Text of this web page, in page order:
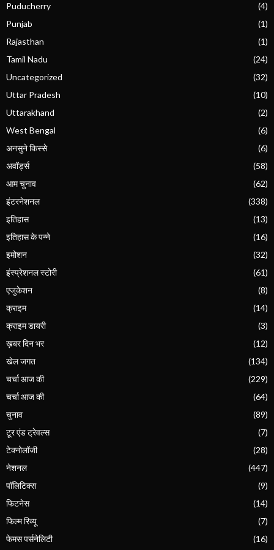
Puducherry
(4)
Punjab
(1)
Rajasthan
(1)
Tamil Nadu
(24)
Uncategorized
(32)
Uttar Pradesh
(10)
Uttarakhand
(2)
West Bengal
(6)
अनसुने किस्से
(6)
अवॉर्ड्स
(58)
आम चुनाव
(62)
इंटरनेशनल
(338)
इतिहास
(13)
इतिहास के पन्ने
(16)
इमोशन
(32)
इंस्प्रेशनल स्टोरी
(61)
एजुकेशन
(8)
क्राइम
(14)
क्राइम डायरी
(3)
ख़बर दिन भर
(12)
खेल जगत
(134)
चर्चा आज की
(229)
चर्चा आज की
(64)
चुनाव
(89)
टूर एंड ट्रेवल्स
(7)
टेक्नोलॉजी
(28)
नेशनल
(447)
पॉलिटिक्स
(9)
फिटनेस
(14)
फिल्म रिव्यू
(7)
फेमस पर्सनेलिटी
(16)